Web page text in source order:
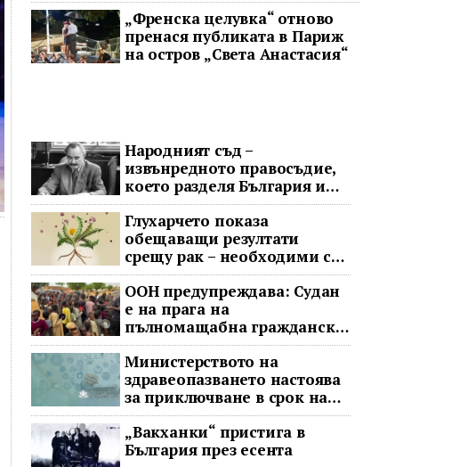
„Френска целувка“ отново
пренася публиката в Париж
на остров „Света Анастасия“
Народният съд –
извънредното правосъдие,
което разделя България и
днес
Глухарчето показа
обещаващи резултати
срещу рак – необходими са
изпитания с хора
ООН предупреждава: Судан
е на прага на
пълномащабна гражданска
война
Министерството на
здравеопазването настоява
за приключване в срок на
два ключови строителни
проекта
„Вакханки“ пристига в
България през есента